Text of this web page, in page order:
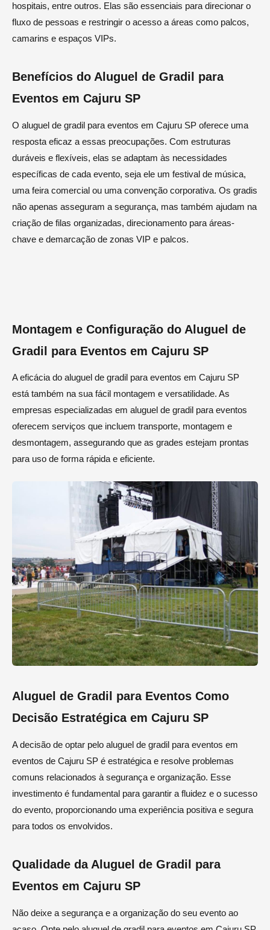
hospitais, entre outros. Elas são essenciais para direcionar o
fluxo de pessoas e restringir o acesso a áreas como palcos,
camarins e espaços VIPs.
Benefícios do Aluguel de Gradil para
Eventos em Cajuru SP
O aluguel de gradil para eventos em Cajuru SP oferece uma
resposta eficaz a essas preocupações. Com estruturas
duráveis e flexíveis, elas se adaptam às necessidades
específicas de cada evento, seja ele um festival de música,
uma feira comercial ou uma convenção corporativa. Os gradis
não apenas asseguram a segurança, mas também ajudam na
criação de filas organizadas, direcionamento para áreas-
chave e demarcação de zonas VIP e palcos.
Montagem e Configuração do Aluguel de
Gradil para Eventos em Cajuru SP
A eficácia do aluguel de gradil para eventos em Cajuru SP
está também na sua fácil montagem e versatilidade. As
empresas especializadas em aluguel de gradil para eventos
oferecem serviços que incluem transporte, montagem e
desmontagem, assegurando que as grades estejam prontas
para uso de forma rápida e eficiente.
Aluguel de Gradil para Eventos Como
Decisão Estratégica em Cajuru SP
A decisão de optar pelo aluguel de gradil para eventos em
eventos de Cajuru SP é estratégica e resolve problemas
comuns relacionados à segurança e organização. Esse
investimento é fundamental para garantir a fluidez e o sucesso
do evento, proporcionando uma experiência positiva e segura
para todos os envolvidos.
Qualidade da Aluguel de Gradil para
Eventos em Cajuru SP
Não deixe a segurança e a organização do seu evento ao